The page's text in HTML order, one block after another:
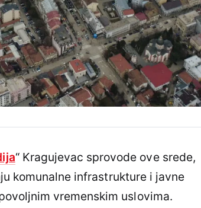
“ Kragujevac sprovode ove srede,
komunalne infrastrukture i javne
vremenskim uslovima.